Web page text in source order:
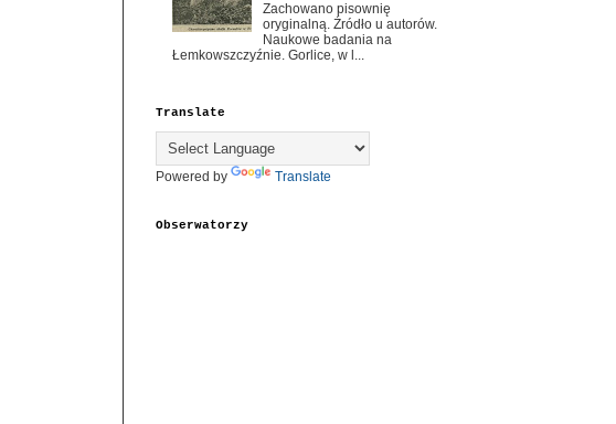
Zachowano pisownię
oryginalną. Źródło u autorów.
Naukowe badania na
Łemkowszczyźnie. Gorlice, w l...
Translate
Powered by Translate
Obserwatorzy